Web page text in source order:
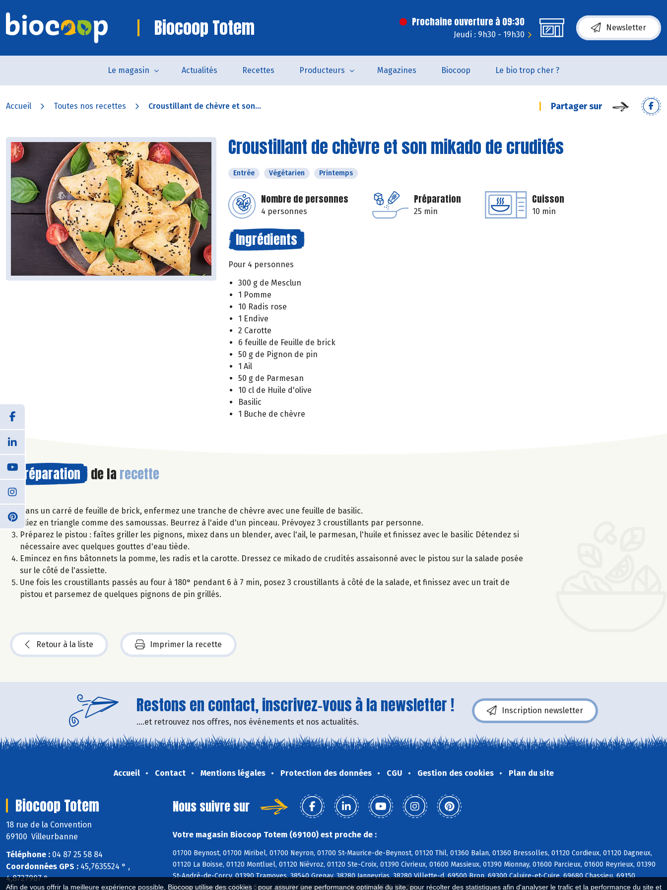
Afin de vous offrir la meilleure expérience possible, Biocoop utilise des cookies : pour assurer une performance optimale du site, pour récolter des statistiques afin d'analyser le trafic et la performance du site et
Biocoop Totem Prochaine ouverture à 09:30
Jeudi : 9h30 - 19h30
Newsletter
Le magasin Actualités Recettes Producteurs Magazines Biocoop Le bio trop cher ?
Accueil Toutes nos recettes Croustillant de chèvre et son... Partager sur
Croustillant de chèvre et son mikado de crudités
Entrée Végétarien Printemps
Nombre de personnes
4 personnes
Préparation
25 min
Cuisson
10 min
Ingrédients
Pour 4 personnes
300 g de Mesclun
1 Pomme
10 Radis rose
1 Endive
2 Carotte
6 feuille de Feuille de brick
50 g de Pignon de pin
1 Ail
50 g de Parmesan
10 cl de Huile d'olive
Basilic
1 Buche de chèvre
Préparation de la recette
Dans un carré de feuille de brick, enfermez une tranche de chèvre avec une feuille de basilic.
Pliez en triangle comme des samoussas. Beurrez à l'aide d'un pinceau. Prévoyez 3 croustillants par personne.
Préparez le pistou : faîtes griller les pignons, mixez dans un blender, avec l'ail, le parmesan, l'huile et finissez avec le basilic Détendez si
nécessaire avec quelques gouttes d'eau tiède.
Emincez en fins bâtonnets la pomme, les radis et la carotte. Dressez ce mikado de crudités assaisonné avec le pistou sur la salade posée
sur le côté de l'assiette.
Une fois les croustillants passés au four à 180° pendant 6 à 7 min, posez 3 croustillants à côté de la salade, et finissez avec un trait de
pistou et parsemez de quelques pignons de pin grillés.
Retour à la liste Imprimer la recette
Restons en contact, inscrivez-vous à la newsletter !
....et retrouvez nos offres, nos événements et nos actualités.
Inscription newsletter
Accueil Contact Mentions légales Protection des données CGU Gestion des cookies Plan du site
Biocoop Totem
18 rue de la Convention
69100 Villeurbanne
Téléphone : 04 87 25 58 84
Coordonnées GPS : 45,7635524 ° ,
4,8727907 °
Nous suivre sur
Votre magasin Biocoop Totem (69100) est proche de :
01700 Beynost, 01700 Miribel, 01700 Neyron, 01700 St-Maurice-de-Beynost, 01120 Thil, 01360 Balan, 01360 Bressolles, 01120 Cordieux, 01120 Dagneux,
01120 La Boisse, 01120 Montluel, 01120 Niévroz, 01120 Ste-Croix, 01390 Civrieux, 01600 Massieux, 01390 Mionnay, 01600 Parcieux, 01600 Reyrieux, 01390
St-André-de-Corcy, 01390 Tramoyes, 38540 Grenay, 38280 Janneyrias, 38280 Villette-d, 69500 Bron, 69300 Caluire-et-Cuire, 69680 Chassieu, 69150
Décines-Charpieu, 69740 Genas, 69410 Champagne-au-Mont-d, 69570 Dardilly